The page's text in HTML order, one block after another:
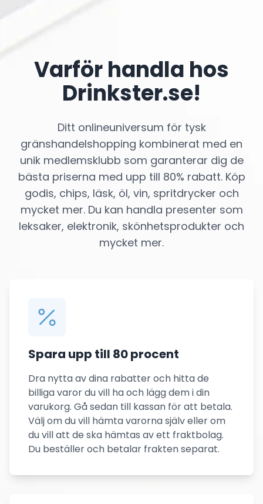
Varför handla hos
Drinkster.se!
Ditt onlineuniversum för tysk
gränshandelshopping kombinerat med en
unik medlemsklubb som garanterar dig de
bästa priserna med upp till 80% rabatt. Köp
godis, chips, läsk, öl, vin, spritdrycker och
mycket mer. Du kan handla presenter som
leksaker, elektronik, skönhetsprodukter och
mycket mer.
Spara upp till 80 procent
Dra nytta av dina rabatter och hitta de
billiga varor du vill ha och lägg dem i din
varukorg. Gå sedan till kassan för att betala.
Välj om du vill hämta varorna själv eller om
du vill att de ska hämtas av ett fraktbolag.
Du beställer och betalar frakten separat.